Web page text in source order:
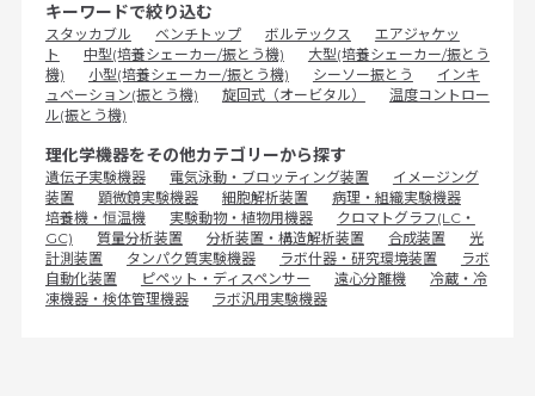
キーワードで絞り込む
スタッカブル ベンチトップ ボルテックス
エアジャケッ
ト
中型(培養シェーカー/振とう機)
大型(培養シェーカー/振とう
機)
小型(培養シェーカー/振とう機) シーソー振とう
インキ
ュベーション(振とう機)
旋回式（オービタル）
温度コントロー
ル(振とう機)
理化学機器をその他カテゴリーから探す
遺伝子実験機器 電気泳動・ブロッティング装置
イメージング
装置
顕微鏡実験機器 細胞解析装置
病理・組織実験機器
培養機・恒温機
実験動物・植物用機器
クロマトグラフ(LC・
GC)
質量分析装置 分析装置・構造解析装置 合成装置
光
計測装置
タンパク質実験機器 ラボ什器・研究環境装置
ラボ
自動化装置
ピペット・ディスペンサー 遠心分離機
冷蔵・冷
凍機器・検体管理機器
ラボ汎用実験機器